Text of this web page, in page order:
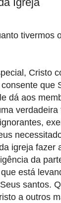
tivermos
Cristo
que
dá aos
igreja fazer
da
está
santos.
a outros